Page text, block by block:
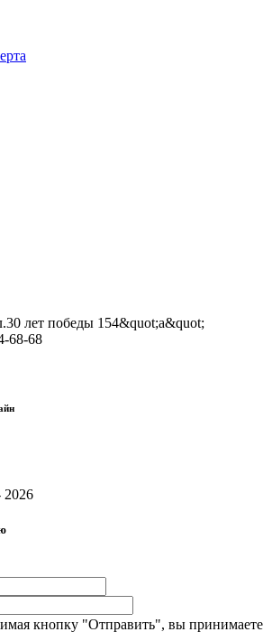
лет победы 154&quot;а&quot;
68-68
кнопку "Отправить", вы принимаете